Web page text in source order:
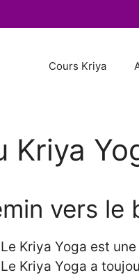
Cours Kriya
Kriya
vers le
Le Kriya Yoga est
Le Kriya Yoga a